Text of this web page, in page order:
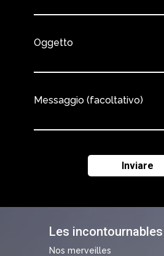
Les incontournables
Nos merveilles
Oggetto
Messaggio (facoltativo)